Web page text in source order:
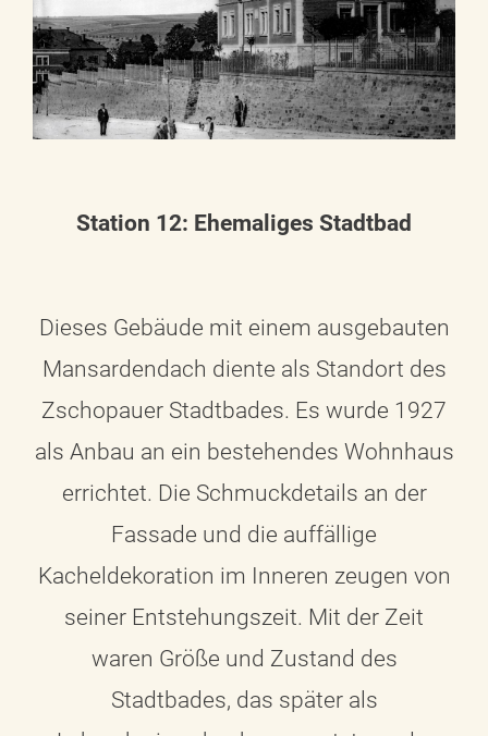
Station 12: Ehemaliges Stadtbad
Dieses Gebäude mit einem ausgebauten
Mansardendach diente als Standort des
Zschopauer Stadtbades. Es wurde 1927
als Anbau an ein bestehendes Wohnhaus
errichtet. Die Schmuckdetails an der
Fassade und die auffällige
Kacheldekoration im Inneren zeugen von
seiner Entstehungszeit. Mit der Zeit
waren Größe und Zustand des
Stadtbades, das später als